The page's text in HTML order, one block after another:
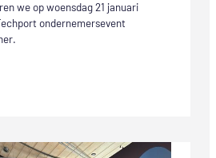
we op woensdag 21 januari
ondernemersevent